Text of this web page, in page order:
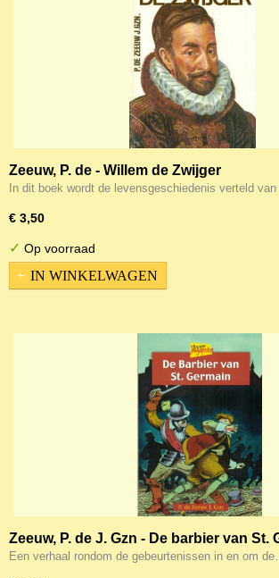
Zeeuw, P. de - Willem de Zwijger
In dit boek wordt de levensgeschiedenis verteld
€ 3,50
✓ Op voorraad
IN WINKELWAGEN
Zeeuw, P. de J. Gzn - De barbier van St.
Een verhaal rondom de gebeurtenissen in en om